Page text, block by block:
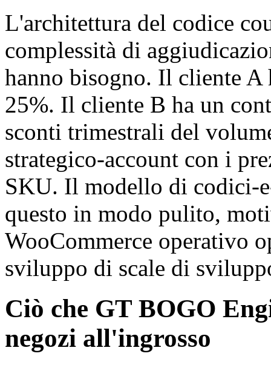
L'architettura del codice
complessità di
hanno bisogno. Il cliente
25%. Il cliente B ha un
sconti trimestrali del
strategico-account con i
SKU. Il modello di codici-
questo in modo pulito,
WooCommerce operativo
sviluppo di scale di
Ciò che GT BOGO
negozi all'ingrosso